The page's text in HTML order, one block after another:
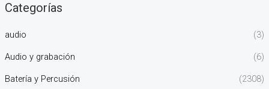
Categorías
audio (3)
Audio y grabación (6)
Batería y Percusión
(2308)